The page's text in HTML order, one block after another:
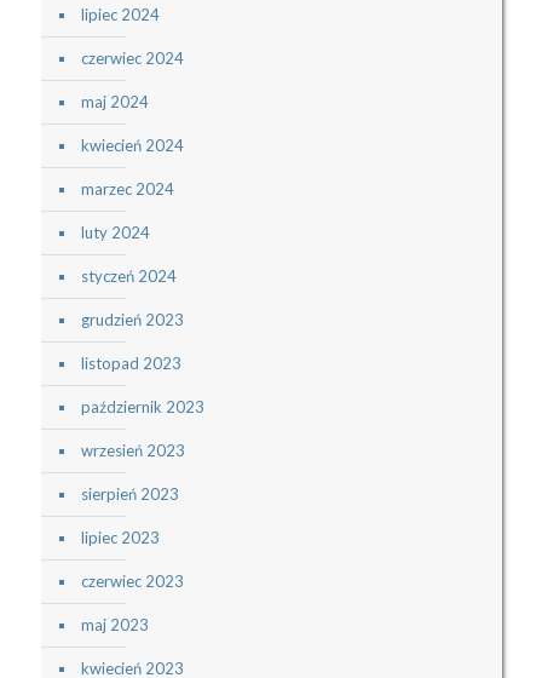
lipiec 2024
czerwiec 2024
maj 2024
kwiecień 2024
marzec 2024
luty 2024
styczeń 2024
grudzień 2023
listopad 2023
październik 2023
wrzesień 2023
sierpień 2023
lipiec 2023
czerwiec 2023
maj 2023
kwiecień 2023